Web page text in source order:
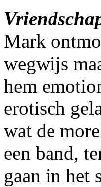
Mark
wegwijs
hem
erotisch
wat de
een band,
gaan in het